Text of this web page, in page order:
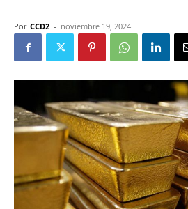
Por CCD2 - noviembre 19, 2024